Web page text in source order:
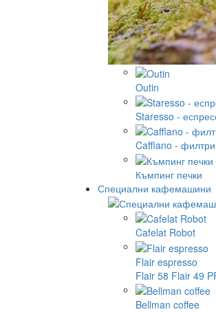
Outin
Staresso -
Cafflano -
Къмпинг печки
Специални кафемашини
Cafelat Robot
Flair espresso
Flair 58 Flair 49
Bellman coffee